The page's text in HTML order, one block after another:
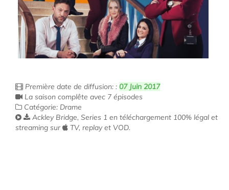
Première date de diffusion: : 07 Juin 2017
La saison complête avec 7 épisodes
Catégorie: Drame
Ackley Bridge, Series 1 en téléchargement 100% légal et
streaming sur
TV, replay et VOD.